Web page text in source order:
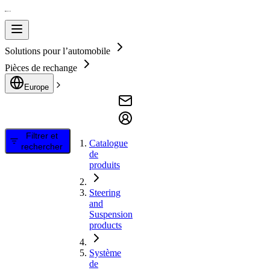
Solutions pour l’automobile
Pièces de rechange
Europe
Filtrer et
rechercher
Catalogue
de
produits
Steering
and
Suspension
products
Système
de